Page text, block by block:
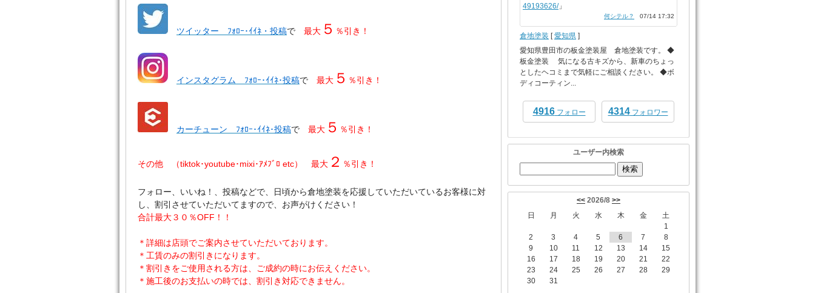
ツイッター ﾌｫﾛｰ･ｲｲﾈ・投稿で 最大 ５ ％引き！
インスタグラム ﾌｫﾛｰ･ｲｲﾈ･投稿で 最大 ５ ％引き！
カーチューン ﾌｫﾛｰ･ｲｲﾈ･投稿で 最大 ５ ％引き！
その他 （tiktok･youtube･mixi･ｱﾒﾌﾞﾛ etc） 最大 ２ ％引き！
フォロー、いいね！、投稿などで、日頃から倉地塗装を応援していただいているお客様に対
し、割引させていただいてますので、お声がけください！
合計最大３０％OFF！！
＊詳細は店頭でご案内させていただいております。
＊工賃のみの割引きになります。
＊割引きをご使用される方は、ご成約の時にお伝えください。
＊施工後のお支払いの時では、割引き対応できません。
49193626/」
何シテル？ 07/14 17:32
倉地塗装 [愛知県 ]
愛知県豊田市の板金塗装屋 倉地塗装です。 ◆
板金塗装 気になる古キズから、新車のちょっ
としたヘコミまで気軽にご相談ください。 ◆ボ
ディコーティン...
4916フォロー 4314フォロワー
ユーザー内検索
<< 2026/8 >>
日
月 火 水 木 金
土
1
2
3 4 5 6 7
8
9
10 11 12 13 14
15
16
17 18 19 20 21
22
23
24 25 26 27 28
29
30
31